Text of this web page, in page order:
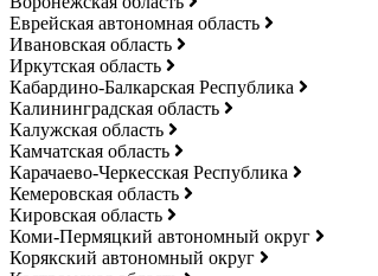
Еврейская автономная область
Ивановская область
Иркутская область
Кабардино-Балкарская Республика
Калининградская область
Калужская область
Камчатская область
Карачаево-Черкесская Республика
Кемеровская область
Кировская область
Коми-Пермяцкий автономный округ
Корякский автономный округ